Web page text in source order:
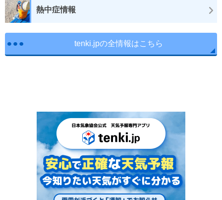
熱中症情報
tenki.jpの全情報はこちら